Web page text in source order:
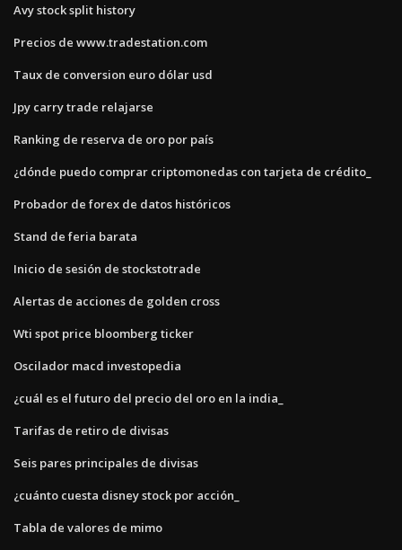
Avy stock split history
Precios de www.tradestation.com
Taux de conversion euro dólar usd
Jpy carry trade relajarse
Ranking de reserva de oro por país
¿dónde puedo comprar criptomonedas con tarjeta de crédito_
Probador de forex de datos históricos
Stand de feria barata
Inicio de sesión de stockstotrade
Alertas de acciones de golden cross
Wti spot price bloomberg ticker
Oscilador macd investopedia
¿cuál es el futuro del precio del oro en la india_
Tarifas de retiro de divisas
Seis pares principales de divisas
¿cuánto cuesta disney stock por acción_
Tabla de valores de mimo